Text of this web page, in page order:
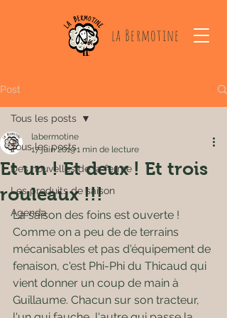
la Bermotine
Post
Tous les posts
Des nouvelles de la ferme
Les produits de saison
Agenda
Tous les posts
Et un ! Et deux ! Et trois
rouleaux !!!
labermotine
17 juin 20191 min de lecture
La saison des foins est ouverte !
Comme on a peu de de terrains
mécanisables et pas d'équipement de
fenaison, c'est Phi-Phi du Thicaud qui
vient donner un coup de main à
Guillaume. Chacun sur son tracteur,